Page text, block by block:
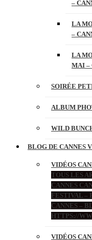
–
LA
–
LA
MAI –
SOIRÉE
ALBUM
WILD
BLOG DE CANNES
VIDÉOS
TOUS LES
CANNES
FESTIVAL –
CANNES –
HTTPS://
VIDÉOS